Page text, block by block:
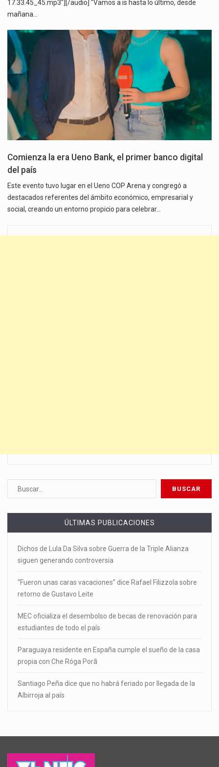
17.33.45_45.mp3"][/audio] "Vamos a is hasta lo último, desde
mañana…
Comienza la era Ueno Bank, el primer banco digital
del país
Este evento tuvo lugar en el Ueno COP Arena y congregó a
destacados referentes del ámbito económico, empresarial y
social, creando un entorno propicio para celebrar…
ÚLTIMAS PUBLICACIONES
Dichos de Lula Da Silva sobre Guerra de la Triple Alianza
siguen generando controversia
“Fueron unas caras vacaciones” dice Rafael Filizzola sobre
retorno de Gustavo Leite
MEC oficializa el desembolso de becas de renovación para
estudiantes de todo el país
Paraguaya residente en España cumple el sueño de la casa
propia con Che Róga Porã
Santiago Peña dice que no habrá feriado por llegada de la
Albirroja al país